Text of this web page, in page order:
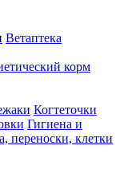
Ветаптека
корм
Когтеточки
Гигиена и
переноски, клетки